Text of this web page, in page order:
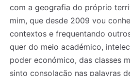
com a geografia do próprio
mim, que desde 2009 vou
contextos e frequentando
quer do meio académico,
poder económico, das classes
sinto consolação nas palavras